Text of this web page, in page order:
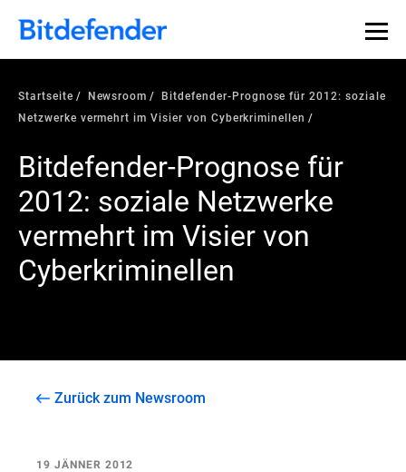
Startseite Newsroom
Bitdefender-Prognose für 2012: soziale
Netzwerke vermehrt im Visier von Cyberkriminellen
Bitdefender-Prognose für
2012: soziale Netzwerke
vermehrt im Visier von
Cyberkriminellen
Zurück zum Newsroom
19 JÄNNER 2012